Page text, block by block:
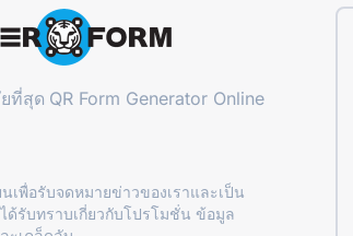
ที่สุด QR Form Generator Online
นเพื่อรับจดหมายข่าวของเราและเป็น
ด้รับทราบเกี่ยวกับโปรโมชั่น ข้อมูล